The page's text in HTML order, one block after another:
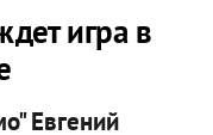
игра в
Евгений